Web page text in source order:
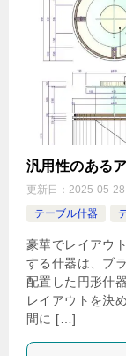
汎用性のある
更新日： 2025-05-28
テーブル什器
豪華でレイアウ
する什器は、ブ
配置した円形什
レイアウトを決
間に […]